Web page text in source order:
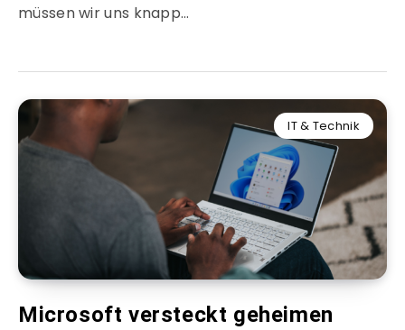
müssen wir uns knapp…
IT & Technik
Microsoft versteckt geheimen